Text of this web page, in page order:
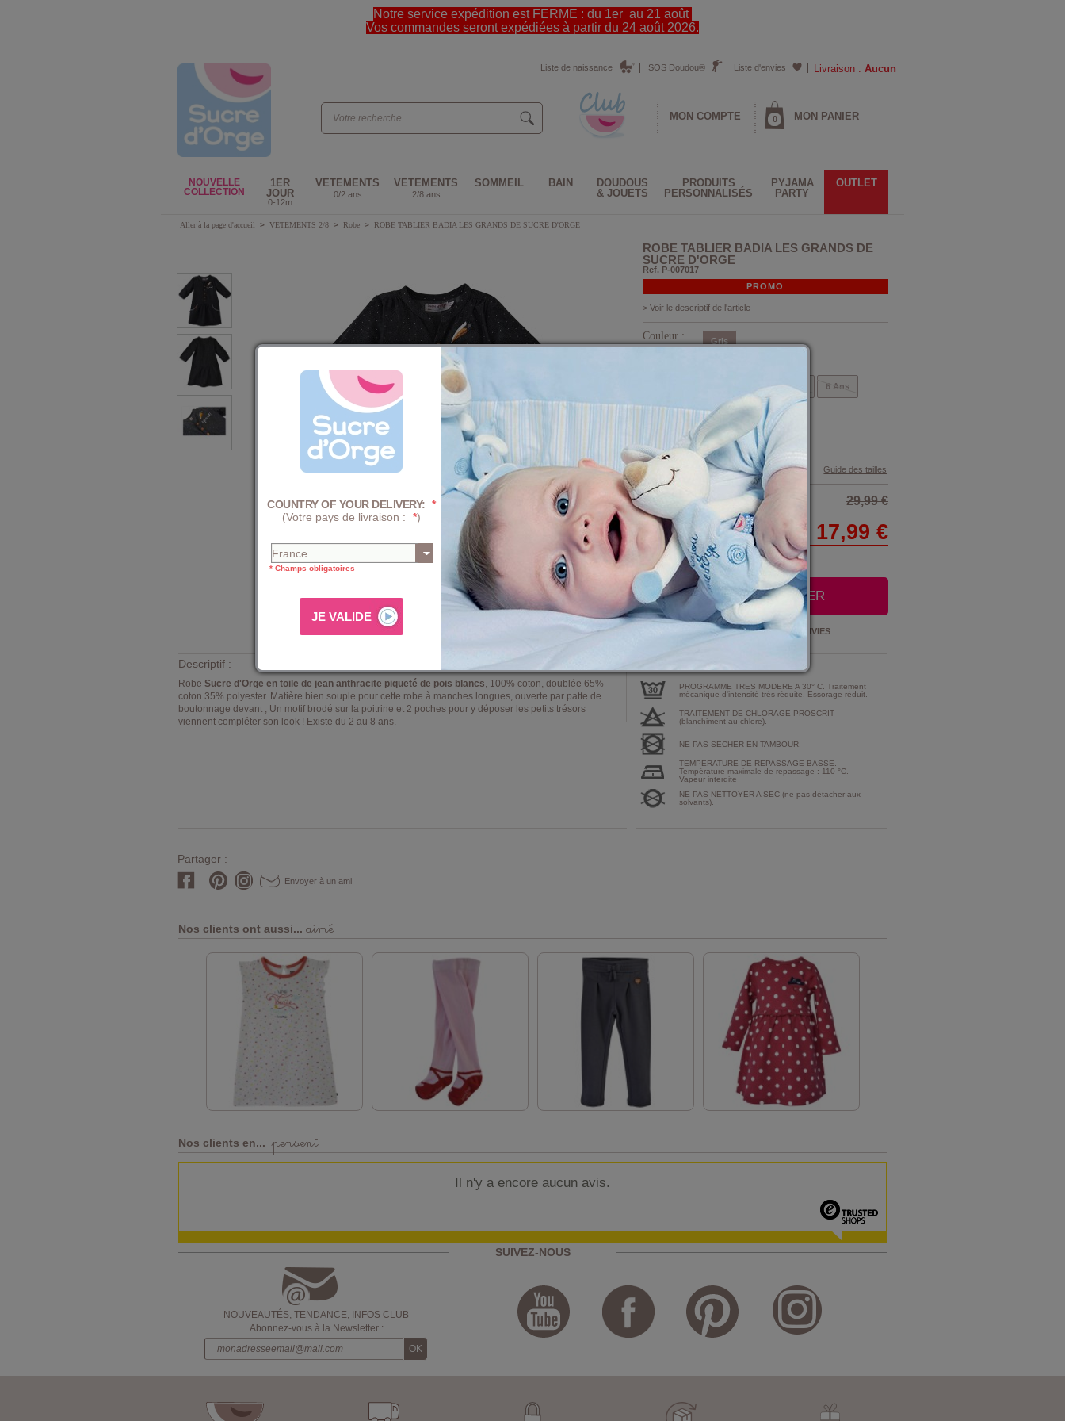
Notre service expédition est FERME : du 1er au 21 août
Vos commandes seront expédiées à partir du 24 août 2026.
Livraison : Aucun
Liste d'envies
SOS Doudou®
Liste de naissance
MON COMPTE 0 MON PANIER
NOUVELLE
COLLECTION
1ER
JOUR
0-12m
VETEMENTS
0/2 ans
VETEMENTS
2/8 ans
SOMMEIL BAIN
DOUDOUS
& JOUETS
PRODUITS
PERSONNALISÉS
PYJAMA
PARTY
OUTLET
Aller à la page d'accueil > VETEMENTS 2/8 > Robe > ROBE TABLIER BADIA LES GRANDS DE SUCRE D'ORGE
ROBE TABLIER BADIA LES GRANDS DE
SUCRE D'ORGE
Ref. P-007017
PROMO
> Voir le descriptif de l'article
Couleur : Gris
5 Ans 6 Ans
8 Ans
Quantité :
-
Guide des tailles
29,99 €
-40% 17,99 €
AJOUTER AU PANIER
Ajouter à laLISTE D'ENVIES
Descriptif :
Robe Sucre d'Orge en toile de jean anthracite piqueté de pois blancs, 100% coton, doublée 65%
coton 35% polyester. Matière bien souple pour cette robe à manches longues, ouverte par patte de
boutonnage devant ; Un motif brodé sur la poitrine et 2 poches pour y déposer les petits trésors
viennent compléter son look ! Existe du 2 au 8 ans.
PROGRAMME TRES MODERE A 30° C. Traitement
mécanique d'intensité très réduite. Essorage réduit.
TRAITEMENT DE CHLORAGE PROSCRIT
(blanchiment au chlore).
NE PAS SECHER EN TAMBOUR.
TEMPERATURE DE REPASSAGE BASSE.
Température maximale de repassage : 110 °C.
Vapeur interdite
NE PAS NETTOYER A SEC (ne pas détacher aux
solvants).
Partager :
Envoyer à un ami
Nos clients ont aussi... aimé
Nos clients en... pensent
Il n'y a encore aucun avis.
SUIVEZ-NOUS
NOUVEAUTÉS, TENDANCE, INFOS CLUB
Abonnez-vous à la Newsletter :
COUNTRY OF YOUR DELIVERY: *
(Votre pays de livraison :
*)
* Champs obligatoires